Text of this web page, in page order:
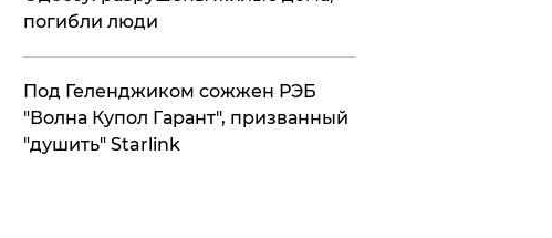
погибли люди
Под Геленджиком сожжен РЭБ
"Волна Купол Гарант", призванный
"душить" Starlink